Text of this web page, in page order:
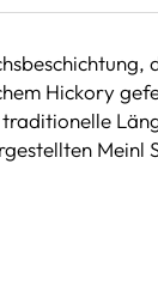
Hickory